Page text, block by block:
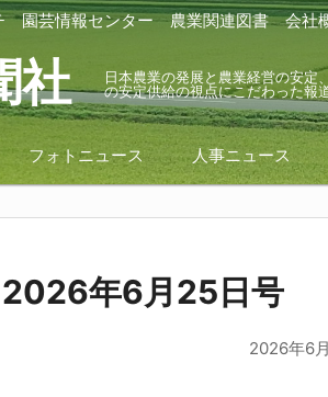
園芸情報センター 農業関連図書 会社
社
日本農業の発展と農業経営の安定
の安定供給の視点にこだわった報
フォトニュース 人事ニュース
年6月25日号
2026年6